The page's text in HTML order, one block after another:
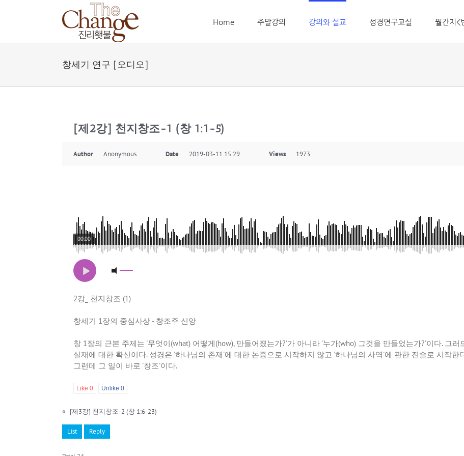
Home 주말강의 강의와 설교 성경연구교실 월간지<
창세기 연구 [오디오]
[제2강] 천지창조-1 (창 1:1-5)
Author Anonymous Date 2019-03-11 15:29 Views 1973
00:00
2강_ 천지창조 (1)
창세기 1장의 중심사상 - 창조주 신앙
창 1장의 근본 주제는 '무엇이(what) 어떻게(how), 만들어졌는가?'가 아니라 '누가(who) 그것을 만들었는가?'이다. 그
실재에 대한 확신이다. 성경은 '하나님의 존재'에 대한 논증으로 시작하지 않고 '하나님의 사역'에 관한 진술로 시작한
그런데 그 일이 바로 '창조'이다.
Like 0 Unlike 0
« [제3강] 천지창조-2 (창 1:6-23)
List Reply